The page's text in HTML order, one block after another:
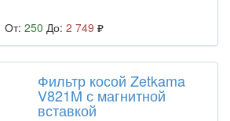
От: 250 До: 2 749
Фильтр косой Zetkama
V821M с магнитной
вставкой